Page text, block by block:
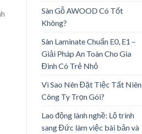
Sàn Gỗ AWOOD Có Tốt
Không?
Sàn Laminate Chuẩn E0, E1 –
Giải Pháp An Toàn Cho Gia
Đình Có Trẻ Nhỏ
Vì Sao Nên Đặt Tiệc Tất Niên
Công Ty Trọn Gói?
Lao động lành nghề: Lộ trình
sang Đức làm việc bài bản và